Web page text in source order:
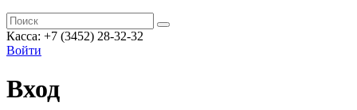
Касса: +7 (3452) 28-32-32
Войти
Вход